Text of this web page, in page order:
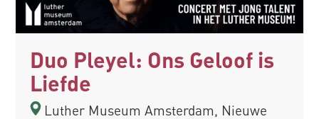
Duo Pleyel: Ons Geloof is
Liefde
Luther Museum Amsterdam, Nieuwe